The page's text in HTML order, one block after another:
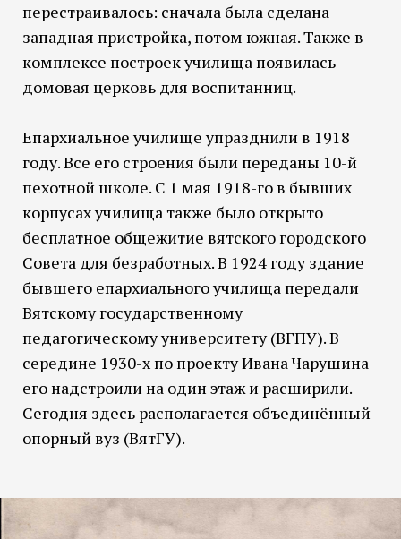
перестраивалось: сначала была сделана
западная пристройка, потом южная. Также в
комплексе построек училища появилась
домовая церковь для воспитанниц.
Епархиальное училище упразднили в 1918
году. Все его строения были переданы 10-й
пехотной школе. С 1 мая 1918-го в бывших
корпусах училища также было открыто
бесплатное общежитие вятского городского
Совета для безработных. В 1924 году здание
бывшего епархиального училища передали
Вятскому государственному
педагогическому университету (ВГПУ). В
середине 1930-х по проекту Ивана Чарушина
его надстроили на один этаж и расширили.
Сегодня здесь располагается объединённый
опорный вуз (ВятГУ).